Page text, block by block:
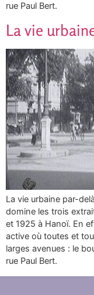
rue Paul Bert.
La vie
La vie urbaine par-
domine les trois
et 1925 à Hanoï. En
active où toutes et
larges avenues : le
rue Paul Bert.